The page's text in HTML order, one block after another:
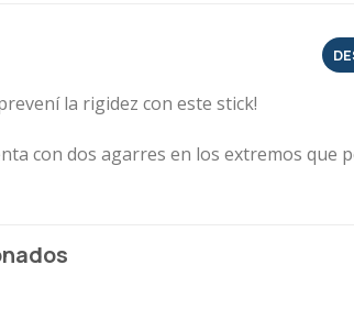
la rigidez con este stick!
con dos agarres en los extremos que